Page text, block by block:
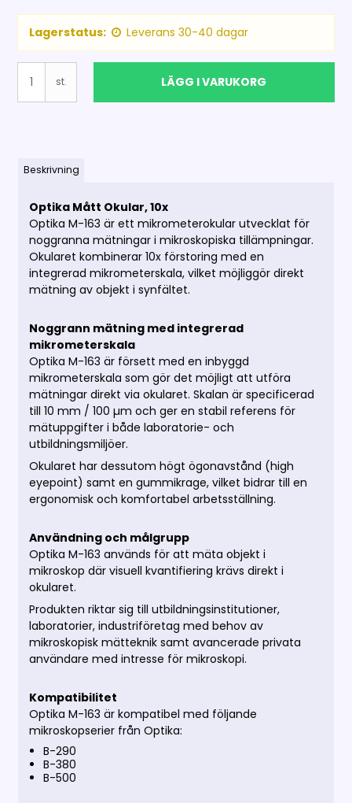
Lagerstatus: Leverans 30-40 dagar
st. LÄGG I VARUKORG
Beskrivning
Optika Mått Okular, 10x
Optika M-163 är ett mikrometerokular utvecklat för
noggranna mätningar i mikroskopiska tillämpningar.
Okularet kombinerar 10x förstoring med en
integrerad mikrometerskala, vilket möjliggör direkt
mätning av objekt i synfältet.
Noggrann mätning med integrerad
mikrometerskala
Optika M-163 är försett med en inbyggd
mikrometerskala som gör det möjligt att utföra
mätningar direkt via okularet. Skalan är specificerad
till 10 mm / 100 µm och ger en stabil referens för
mätuppgifter i både laboratorie- och
utbildningsmiljöer.
Okularet har dessutom högt ögonavstånd (high
eyepoint) samt en gummikrage, vilket bidrar till en
ergonomisk och komfortabel arbetsställning.
Användning och målgrupp
Optika M-163 används för att mäta objekt i
mikroskop där visuell kvantifiering krävs direkt i
okularet.
Produkten riktar sig till utbildningsinstitutioner,
laboratorier, industriföretag med behov av
mikroskopisk mätteknik samt avancerade privata
användare med intresse för mikroskopi.
Kompatibilitet
Optika M-163 är kompatibel med följande
mikroskopserier från Optika:
B-290
B-380
B-500